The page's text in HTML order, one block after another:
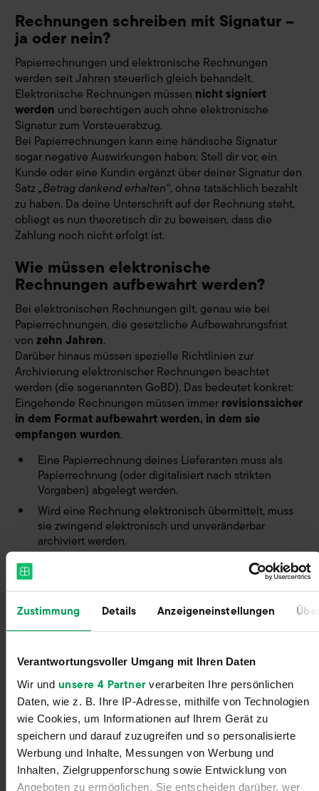
Zustimmung Details Anzeigeneinstellungen
Verantwortungsvoller Umgang mit Ihren Daten
Wir und unsere 4 Partnerverarbeiten Ihre persönlichen
Daten, wie z. B. Ihre IP-Adresse, mithilfe von Technologien
wie Cookies, um Informationen auf Ihrem Gerät zu
speichern und darauf zuzugreifen und so personalisierte
Werbung und Inhalte, Messungen von Werbung und
Inhalten, Zielgruppenforschung sowie Entwicklung von
Angeboten zu ermöglichen. Sie entscheiden darüber, wer
Rechnungen schreiben mit Signatur –
ja oder nein?
Papierrechnungen und elektronische Rechnungen
werden seit Jahren steuerlich gleich behandelt.
Elektronische Rechnungen müssen nicht signiert
werden und berechtigen auch ohne elektronische
Signatur zum Vorsteuerabzug.
Bei Papierrechnungen kann eine händische Signatur
sogar negative Auswirkungen haben: Stell dir vor, ein
Kunde oder eine Kundin ergänzt über deiner Signatur den
Satz„Betrag dankend erhalten“, ohne tatsächlich bezahlt
zu haben. Da deine Unterschrift auf der Rechnung steht,
obliegt es nun theoretisch dir zu beweisen, dass die
Zahlung noch nicht erfolgt ist.
Wie müssen elektronische
Rechnungen aufbewahrt werden?
Bei elektronischen Rechnungen gilt, genau wie bei
Papierrechnungen, die gesetzliche Aufbewahrungsfrist
vonzehn Jahren.
Darüber hinaus müssen spezielle Richtlinien zur
Archivierung elektronischer Rechnungen beachtet
werden (die sogenannten GoBD). Das bedeutet konkret:
Eingehende Rechnungen müssen immerrevisionssicher
in dem Format aufbewahrt werden, in dem sie
empfangen wurden.
Eine Papierrechnung deines Lieferanten muss als
Papierrechnung (oder digitalisiert nach strikten
Vorgaben) abgelegt werden.
Wird eine Rechnung elektronisch übermittelt, muss
sie zwingend elektronisch und unveränderbar
archiviert werden.
Beispiel: PDF-Rechnung für die Überarbeitung deines
Online-ShopsDu beauftragst die Webdesign-Agentur
WebX mit der Überarbeitung deines Online-Shops. Nach
erfolgreicher Ausführung des Auftrags sendet dir WebX
eine elektronische Rechnung in Form einer E-Mail mit
deiner Rechnung die E-Mail samt PDF ist, musst du sie in
diesem Format elektronisch archivieren. Ein einfacher
Papierausdruck dieser Rechnung ist nicht nur unnötig,
sondern als alleiniger Beleg sogar unzulässig.
Lieferschein oder Rechnung – oder
beides?